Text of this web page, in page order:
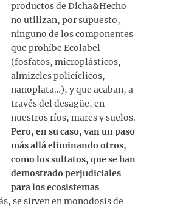
productos de Dicha&Hecho
no utilizan, por supuesto,
ninguno de los componentes
que prohíbe Ecolabel
(fosfatos, microplásticos,
almizcles policíclicos,
nanoplata…), y que acaban, a
través del desagüe, en
nuestros ríos, mares y suelos.
Pero, en su caso, van un paso
más allá eliminando otros,
como los sulfatos, que se han
demostrado perjudiciales
para los ecosistemas
se sirven en monodosis de